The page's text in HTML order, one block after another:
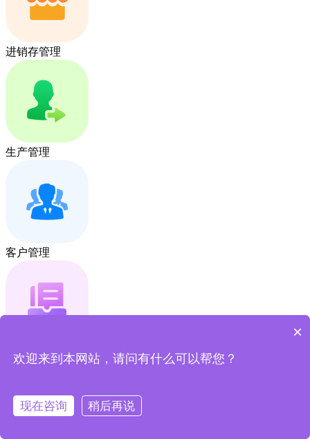
进销存管理
生产管理
客户管理
项目管理
×
欢迎来到本网站，请问有什么可以帮您？
现在咨询 稍后再说